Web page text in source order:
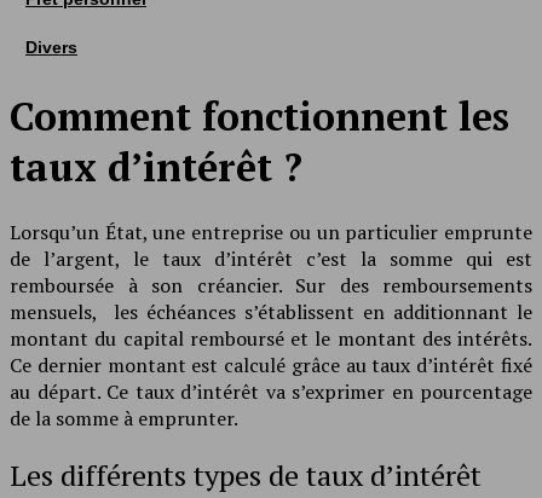
Divers
Comment fonctionnent les
taux d’intérêt ?
Lorsqu’un État, une entreprise ou un particulier emprunte
de l’argent, le taux d’intérêt c’est la somme qui est
remboursée à son créancier. Sur des remboursements
mensuels, les échéances s’établissent en additionnant le
montant du capital remboursé et le montant des intérêts.
Ce dernier montant est calculé grâce au taux d’intérêt fixé
au départ. Ce taux d’intérêt va s’exprimer en pourcentage
de la somme à emprunter.
Les différents types de taux d’intérêt